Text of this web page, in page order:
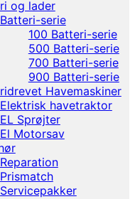
og lader
Batteri-serie
100 Batteri-serie
500 Batteri-serie
700 Batteri-serie
900 Batteri-serie
Havemaskiner
Elektrisk havetraktor
EL Sprøjter
El Motorsav
Reparation
Prismatch
Servicepakker